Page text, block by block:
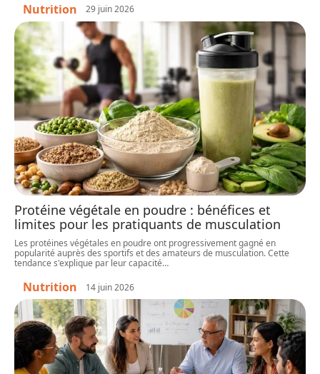
Nutrition 29 juin 2026
Protéine végétale en poudre : bénéfices et
limites pour les pratiquants de musculation
Les protéines végétales en poudre ont progressivement gagné en
popularité auprès des sportifs et des amateurs de musculation. Cette
tendance s'explique par leur capacité…
Nutrition 14 juin 2026